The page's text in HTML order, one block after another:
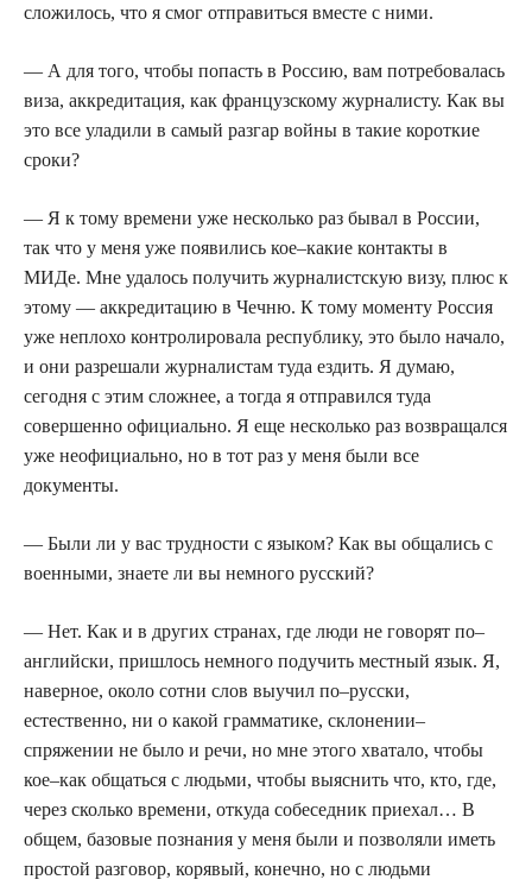
сложилось, что я смог отправиться вместе с ними.
— А для того, чтобы попасть в Россию, вам потребовалась
виза, аккредитация, как французскому журналисту. Как вы
это все уладили в самый разгар войны в такие короткие
сроки?
— Я к тому времени уже несколько раз бывал в России,
так что у меня уже появились кое–какие контакты в
МИДе. Мне удалось получить журналистскую визу, плюс к
этому — аккредитацию в Чечню. К тому моменту Россия
уже неплохо контролировала республику, это было начало,
и они разрешали журналистам туда ездить. Я думаю,
сегодня с этим сложнее, а тогда я отправился туда
совершенно официально. Я еще несколько раз возвращался
уже неофициально, но в тот раз у меня были все
документы.
— Были ли у вас трудности с языком? Как вы общались с
военными, знаете ли вы немного русский?
— Нет. Как и в других странах, где люди не говорят по–
английски, пришлось немного подучить местный язык. Я,
наверное, около сотни слов выучил по–русски,
естественно, ни о какой грамматике, склонении–
спряжении не было и речи, но мне этого хватало, чтобы
кое–как общаться с людьми, чтобы выяснить что, кто, где,
через сколько времени, откуда собеседник приехал… В
общем, базовые познания у меня были и позволяли иметь
простой разговор, корявый, конечно, но с людьми